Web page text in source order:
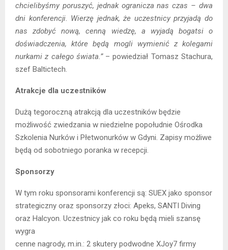
chcielibyśmy poruszyć, jednak ogranicza nas czas – dwa
dni konferencji. Wierzę jednak, że uczestnicy przyjadą do
nas zdobyć nową, cenną wiedzę, a wyjadą bogatsi o
doświadczenia, które będą mogli wymienić z kolegami
nurkami z całego świata.”– powiedział Tomasz Stachura,
szef Baltictech.
Atrakcje dla uczestników
Dużą tegoroczną atrakcją dla uczestników będzie
możliwość zwiedzania w niedzielne popołudnie Ośrodka
Szkolenia Nurków i Płetwonurków w Gdyni. Zapisy możliwe
będą od sobotniego poranka w recepcji.
Sponsorzy
W tym roku sponsorami konferencji są: SUEX jako sponsor
strategiczny oraz sponsorzy złoci: Apeks, SANTI Diving
oraz Halcyon. Uczestnicy jak co roku będą mieli szansę
wygra
cenne nagrody, m.in.: 2 skutery podwodne XJoy7 firmy